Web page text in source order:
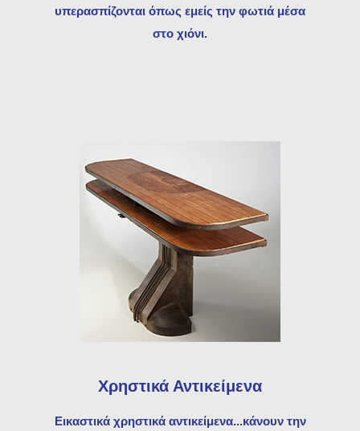
υπερασπίζονται όπως εμείς την φωτιά μέσα
στο χιόνι.
Χρηστικά Αντικείμενα
Εικαστικά χρηστικά αντικείμενα...κάνουν την